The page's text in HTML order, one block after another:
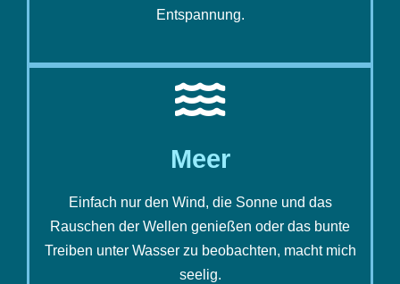
Entspannung.
Meer
Einfach nur den Wind, die Sonne und das
Rauschen der Wellen genießen oder das bunte
Treiben unter Wasser zu beobachten, macht mich
seelig.